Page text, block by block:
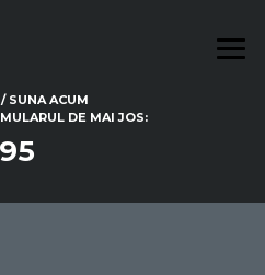
SUNA ACUM
DE MAI JOS: